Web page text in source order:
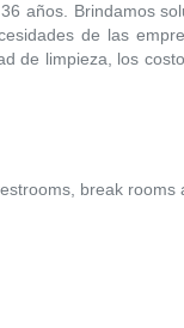
años. Brindamos
de las
de limpieza, los
break rooms